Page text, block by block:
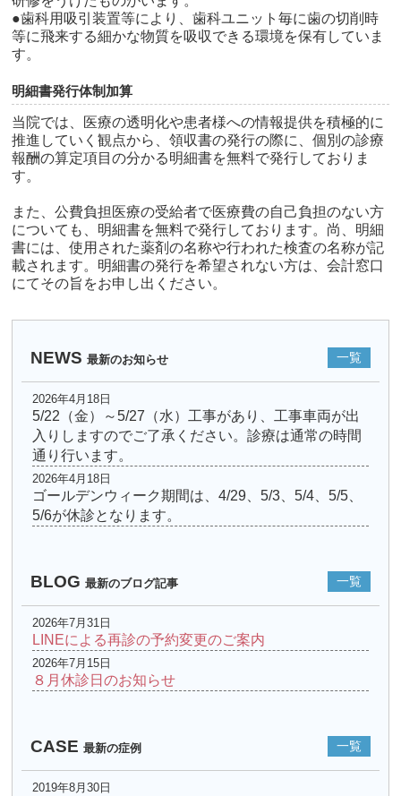
●歯科用吸引装置等により、歯科ユニット毎に歯の切削時
等に飛来する細かな物質を吸収できる環境を保有していま
す。
明細書発行体制加算
当院では、医療の透明化や患者様への情報提供を積極的に
推進していく観点から、領収書の発行の際に、個別の診療
報酬の算定項目の分かる明細書を無料で発行しておりま
す。
また、公費負担医療の受給者で医療費の自己負担のない方
についても、明細書を無料で発行しております。尚、明細
書には、使用された薬剤の名称や行われた検査の名称が記
載されます。明細書の発行を希望されない方は、会計窓口
にてその旨をお申し出ください。
NEWS 最新のお知らせ 一覧
2026年4月18日
5/22（金）～5/27（水）工事があり、工事車両が出
入りしますのでご了承ください。診療は通常の時間
通り行います。
2026年4月18日
ゴールデンウィーク期間は、4/29、5/3、5/4、5/5、
5/6が休診となります。
BLOG 最新のブログ記事 一覧
2026年7月31日
LINEによる再診の予約変更のご案内
2026年7月15日
８月休診日のお知らせ
CASE 最新の症例 一覧
2019年8月30日